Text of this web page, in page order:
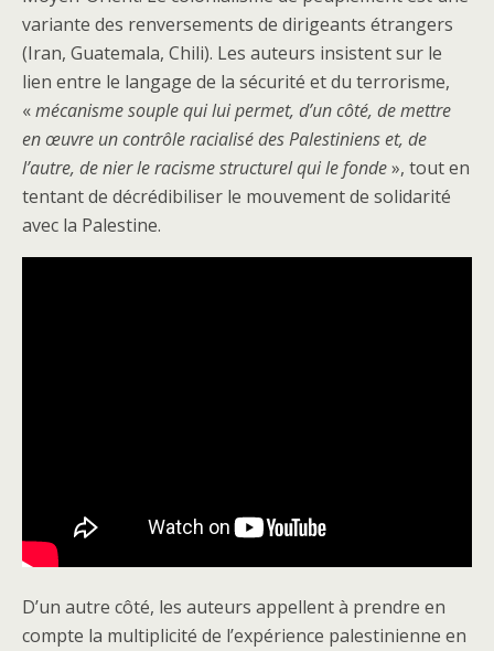
variante des renversements de dirigeants étrangers
(Iran, Guatemala, Chili). Les auteurs insistent sur le
lien entre le langage de la sécurité et du terrorisme,
«mécanisme souple qui lui permet, d’un côté, de mettre
en œuvre un contrôle racialisé des Palestiniens et, de
l’autre, de nier le racisme structurel qui le fonde», tout en
tentant de décrédibiliser le mouvement de solidarité
avec la Palestine.
D’un autre côté, les auteurs appellent à prendre en
compte la multiplicité de l’expérience palestinienne en